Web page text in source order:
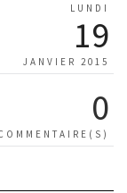
LUNDI
19
JANVIER 2015
0